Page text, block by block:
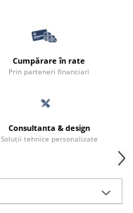
Cumpărare în rate
Prin parteneri financiari
Consultanta & design
Soluții tehnice personalizate